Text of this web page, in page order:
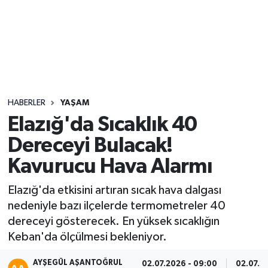
HABERLER YAŞAM
Elazığ'da Sıcaklık 40
Dereceyi Bulacak!
Kavurucu Hava Alarmı
Elazığ'da etkisini artıran sıcak hava dalgası
nedeniyle bazı ilçelerde termometreler 40
dereceyi gösterecek. En yüksek sıcaklığın
Keban'da ölçülmesi bekleniyor.
AYŞEGÜL AŞANTOĞRUL 02.07.2026 - 09:00
Yaşam